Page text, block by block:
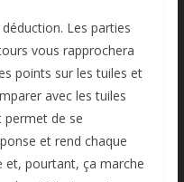
Les parties
vous rapprochera
points sur les tuiles et
avec les tuiles
permet de se
et rend chaque
et, pourtant, ça marche